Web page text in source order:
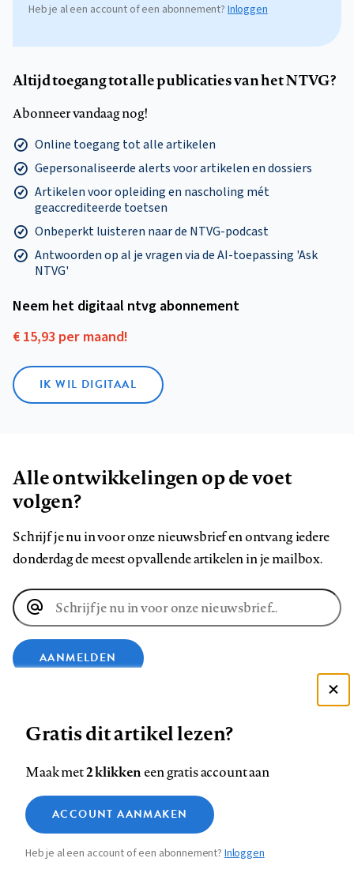
Heb je al een account of een abonnement?Inloggen
Altijd toegang tot alle publicaties van het NTVG?
Abonneer vandaag nog!
Online toegang tot alle artikelen
Gepersonaliseerde alerts voor artikelen en dossiers
Artikelen voor opleiding en nascholing mét
geaccrediteerde toetsen
Onbeperkt luisteren naar de NTVG-podcast
Antwoorden op al je vragen via de AI-toepassing 'Ask
NTVG'
Neem het digitaal ntvg abonnement
€ 15,93 per maand!
IK WIL DIGITAAL
Alle ontwikkelingen op de voet
volgen?
Schrijf je nu in voor onze nieuwsbrief en ontvang iedere
donderdag de meest opvallende artikelen in je mailbox.
E-
mailadres
AANMELDEN
op
Facebook
op
LinkedIn
op
Bluesky
ons
op
InstagramYouTube
Footer
Contact Colofon Disclaimer Privacy
Medische vragen verdienen
betrouwbare antwoorden
Zie onze cookie policy
Analytische cookies
Marketing cookies
Gratis dit artikel lezen?
Maak met2 klikkeneen gratis account aan
ACCOUNT AANMAKEN
Heb je al een account of een abonnement?Inloggen